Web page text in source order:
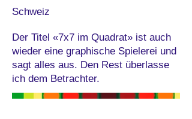
Schweiz
Der Titel «7x7 im Quadrat» ist auch
wieder eine graphische Spielerei und
sagt alles aus. Den Rest überlasse
ich dem Betrachter.